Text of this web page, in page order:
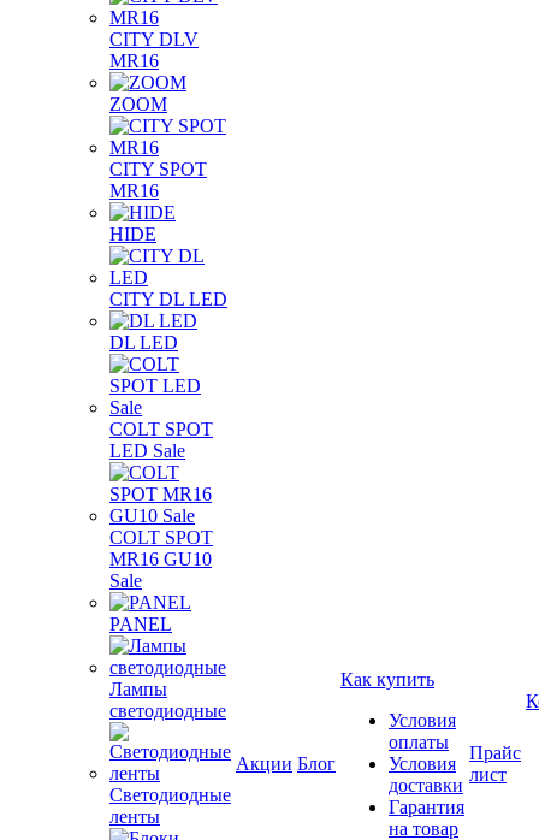
CITY DLV
MR16
ZOOM
CITY SPOT
MR16
HIDE
CITY DL LED
DL LED
COLT SPOT
LED Sale
COLT SPOT
MR16 GU10
Sale
PANEL
Лампы
светодиодные
Светодиодные
ленты
Акции Блог
Как купить
Условия
оплаты
Условия
доставки
Гарантия
на товар
Прайс
лист